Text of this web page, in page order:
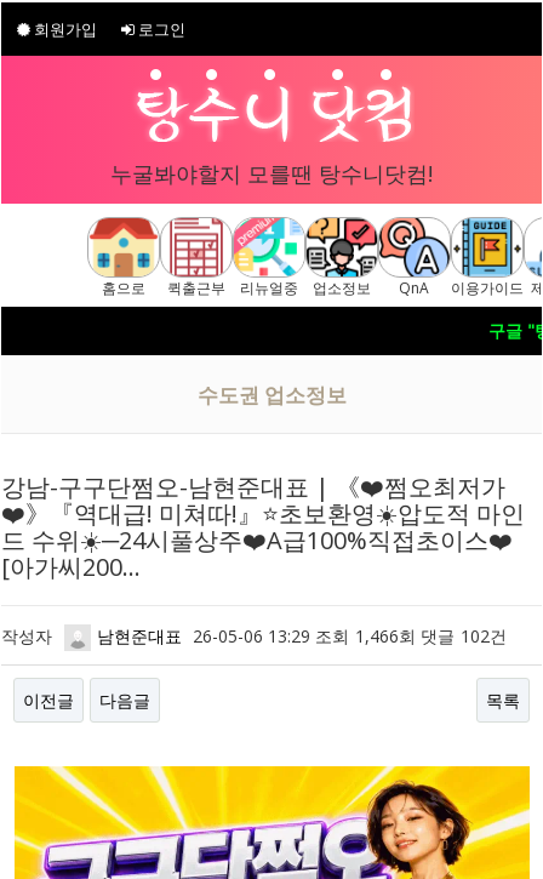
회원가입 로그인
누굴봐야할지 모를땐 탕수니닷컴!
홈으로 퀵출근부 리뉴얼중 업소정보 QnA 이용가이드
[ 탕수니닷컴 주소안내페
수도권 업소정보
강남-구구단쩜오-남현준대표 | 《❤️쩜오최저가
❤️》『역대급! 미쳐따!』⭐초보환영☀️압도적 마인
드 수위☀️─24시풀상주❤️A급100%직접초이스❤️
[아가씨200…
작성자 남현준대표 26-05-06 13:29 조회 1,466회 댓글 102건
이전글 다음글 목록
본문